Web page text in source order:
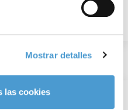
Mostrar detalles
las cookies